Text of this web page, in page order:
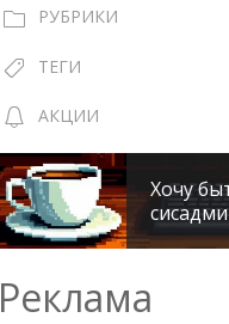
РУБРИКИ
ТЕГИ
АКЦИИ
Хочу
Реклама